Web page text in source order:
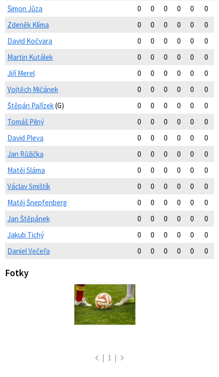
Šimon Jůza
0 0 0 0 0
0
Zdeněk Klíma
0 0 0 0 0
0
David Kočvara
0 0 0 0 0
0
Martin Kutálek
0 0 0 0 0
0
Jiří Merel
0 0 0 0 0
0
Vojtěch Mičánek
0 0 0 0 0
0
Štěpán Pařízek(G) 0 0 0 0 0
0
Tomáš Pilný
0 0 0 0 0
0
David Pleva
0 0 0 0 0
0
Jan Růžička
0 0 0 0 0
0
Matěj Sláma
0 0 0 0 0
0
Václav Smištík
0 0 0 0 0
0
Matěj Šnepfenberg
0 0 0 0 0
0
Jan Štěpánek
0 0 0 0 0
0
Jakub Tichý
0 0 0 0 0
0
Daniel Večeřa
0 0 0 0 0 0
Fotky
| 1 |